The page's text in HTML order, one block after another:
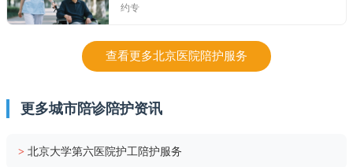
约专
查看更多北京医院陪护服务
更多城市陪诊陪护资讯
> 北京大学第六医院护工陪护服务